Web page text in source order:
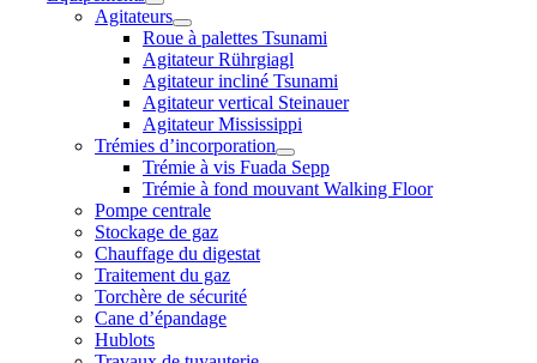
Agitateurs
Roue à palettes Tsunami
Agitateur Rührgiagl
Agitateur incliné Tsunami
Agitateur vertical Steinauer
Agitateur Mississippi
Trémies d’incorporation
Trémie à vis Fuada Sepp
Trémie à fond mouvant Walking Floor
Pompe centrale
Stockage de gaz
Chauffage du digestat
Traitement du gaz
Torchère de sécurité
Cane d’épandage
Hublots